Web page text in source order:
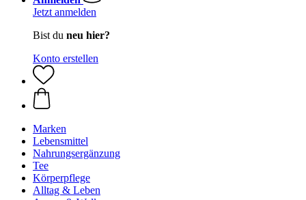
Jetzt anmelden
Bist du neu hier?
Konto erstellen
Marken
Lebensmittel
Nahrungsergänzung
Tee
Körperpflege
Alltag & Leben